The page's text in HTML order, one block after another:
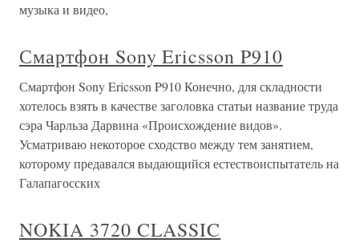
музыка и видео,
Смартфон Sony Ericsson P910
Смартфон Sony Ericsson P910 Конечно, для складности
хотелось взять в качестве заголовка статьи название труда
сэра Чарльза Дарвина «Происхождение видов».
Усматриваю некоторое сходство между тем занятием,
которому предавался выдающийся естествоиспытатель на
Галапагосских
NOKIA 3720 CLASSIC